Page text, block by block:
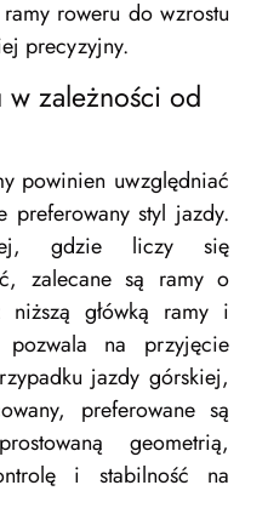
roweru do wzrostu
precyzyjny.
zależności od
powinien uwzględniać
preferowany styl jazdy.
gdzie liczy się
zalecane są ramy o
główką ramy i
pozwala na przyjęcie
jazdy górskiej,
preferowane są
geometrią,
i stabilność na